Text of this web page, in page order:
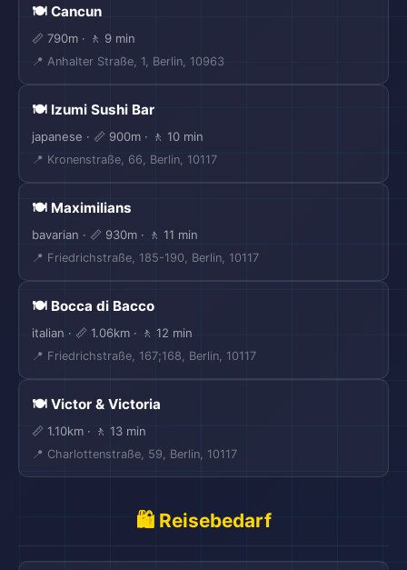
🍽️ Cancun
📏 790m · 🚶 9 min
📍 Anhalter Straße, 1, Berlin, 10963
🍽️ Izumi Sushi Bar
japanese · 📏 900m · 🚶 10 min
📍 Kronenstraße, 66, Berlin, 10117
🍽️ Maximilians
bavarian · 📏 930m · 🚶 11 min
📍 Friedrichstraße, 185-190, Berlin, 10117
🍽️ Bocca di Bacco
italian · 📏 1.06km · 🚶 12 min
📍 Friedrichstraße, 167;168, Berlin, 10117
🍽️ Victor & Victoria
📏 1.10km · 🚶 13 min
📍 Charlottenstraße, 59, Berlin, 10117
🛍️ Reisebedarf